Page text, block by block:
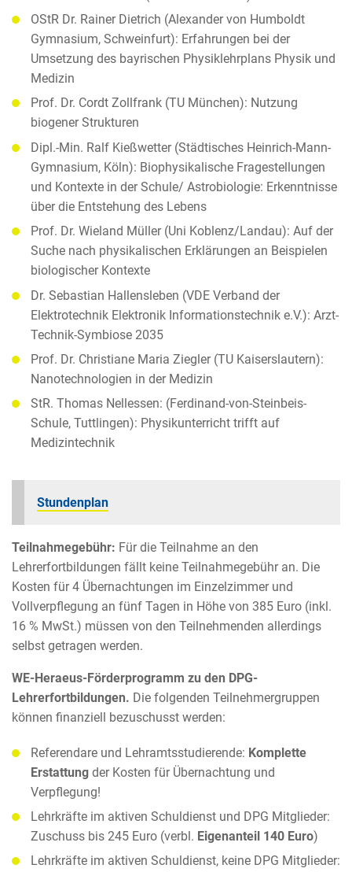
OStR Dr. Rainer Dietrich (Alexander von Humboldt
Gymnasium, Schweinfurt): Erfahrungen bei der
Umsetzung des bayrischen Physiklehrplans Physik und
Medizin
Prof. Dr. Cordt Zollfrank (TU München): Nutzung
biogener Strukturen
Dipl.-Min. Ralf Kießwetter (Städtisches Heinrich-Mann-
Gymnasium, Köln): Biophysikalische Fragestellungen
und Kontexte in der Schule/ Astrobiologie: Erkenntnisse
über die Entstehung des Lebens
Prof. Dr. Wieland Müller (Uni Koblenz/Landau): Auf der
Suche nach physikalischen Erklärungen an Beispielen
biologischer Kontexte
Dr. Sebastian Hallensleben (VDE Verband der
Elektrotechnik Elektronik Informationstechnik e.V.): Arzt-
Technik-Symbiose 2035
Prof. Dr. Christiane Maria Ziegler (TU Kaiserslautern):
Nanotechnologien in der Medizin
StR. Thomas Nellessen: (Ferdinand-von-Steinbeis-
Schule, Tuttlingen): Physikunterricht trifft auf
Medizintechnik
Stundenplan
Teilnahmegebühr: Für die Teilnahme an den
Lehrerfortbildungen fällt keine Teilnahmegebühr an. Die
Kosten für 4 Übernachtungen im Einzelzimmer und
Vollverpflegung an fünf Tagen in Höhe von 385 Euro (inkl.
16 % MwSt.) müssen von den Teilnehmenden allerdings
selbst getragen werden.
WE-Heraeus-Förderprogramm zu den DPG-
Lehrerfortbildungen. Die folgenden Teilnehmergruppen
können finanziell bezuschusst werden:
Referendare und Lehramtsstudierende: Komplette
Erstattung der Kosten für Übernachtung und
Verpflegung!
Lehrkräfte im aktiven Schuldienst und DPG Mitglieder:
Zuschuss bis 245 Euro (verbl. Eigenanteil 140 Euro)
Lehrkräfte im aktiven Schuldienst, keine DPG Mitglieder: